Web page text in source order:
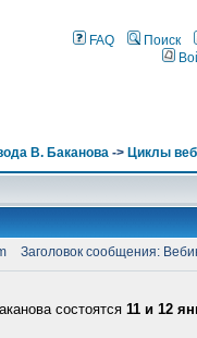
FAQ Поиск
В. Баканова -> Циклы
Заголовок сообщения:
состоятся 11 и 12